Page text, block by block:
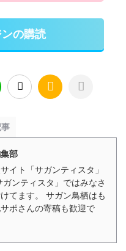
の購読
部
イト「サガンティスタ」
ンティスタ」ではみなさ
てます。 サガン鳥栖はも
ポさんの寄稿も歓迎で